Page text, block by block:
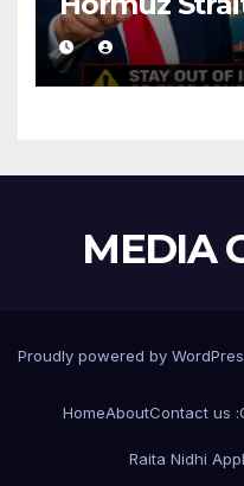
With Iran
MEDIA
Proudly powered by
HomeAboutContact us :
Raita Nidhi